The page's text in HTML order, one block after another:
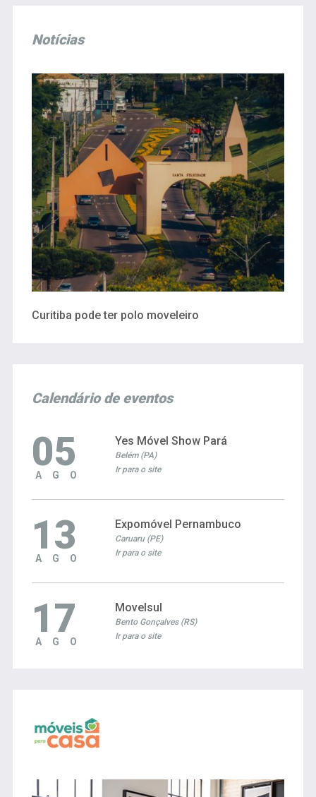
Notícias
Curitiba pode ter polo moveleiro
Calendário de eventos
05
AGO
Yes Móvel Show Pará
Belém (PA)
Ir para o site
13
AGO
Expomóvel Pernambuco
Caruaru (PE)
Ir para o site
17
AGO
Movelsul
Bento Gonçalves (RS)
Ir para o site